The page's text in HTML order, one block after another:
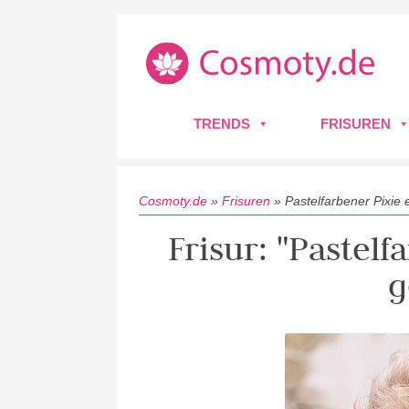
TRENDS FRISUREN
Cosmoty.de » Frisuren » Pastelfarbener Pixie
Frisur: